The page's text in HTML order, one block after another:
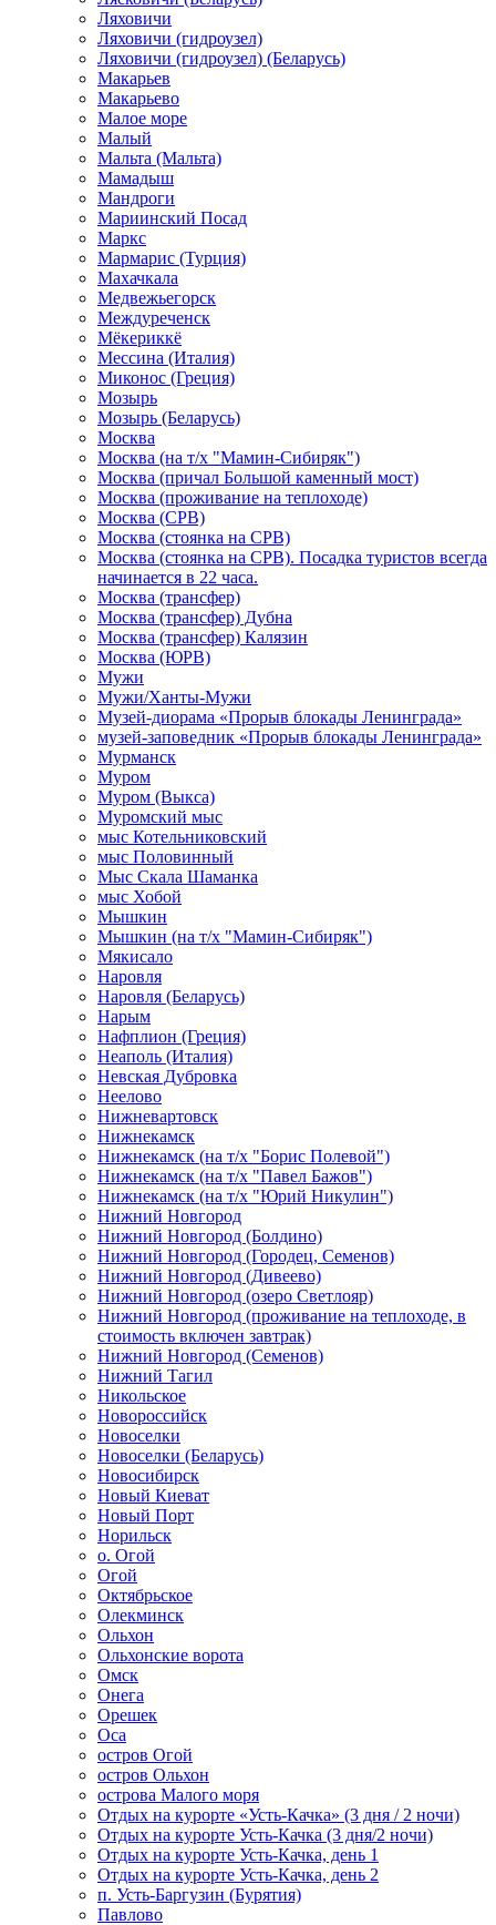
Ляховичи
Ляховичи (гидроузел)
Ляховичи (гидроузел) (Беларусь)
Макарьев
Макарьево
Малое море
Малый
Мальта (Мальта)
Мамадыш
Мандроги
Мариинский Посад
Маркс
Мармарис (Турция)
Махачкала
Медвежьегорск
Междуреченск
Мёкериккё
Мессина (Италия)
Миконос (Греция)
Мозырь
Мозырь (Беларусь)
Москва
Москва (на т/х "Мамин-Сибиряк")
Москва (причал Большой каменный мост)
Москва (проживание на теплоходе)
Москва (СРВ)
Москва (стоянка на СРВ)
Москва (стоянка на СРВ). Посадка туристов всегда
начинается в 22 часа.
Москва (трансфер)
Москва (трансфер) Дубна
Москва (трансфер) Калязин
Москва (ЮРВ)
Мужи
Мужи/Ханты-Мужи
Музей-диорама «Прорыв блокады Ленинграда»
музей-заповедник «Прорыв блокады Ленинграда»
Мурманск
Муром
Муром (Выкса)
Муромский мыс
мыс Котельниковский
мыс Половинный
Мыс Скала Шаманка
мыс Хобой
Мышкин
Мышкин (на т/х "Мамин-Сибиряк")
Мякисало
Наровля
Наровля (Беларусь)
Нарым
Нафплион (Греция)
Неаполь (Италия)
Невская Дубровка
Неелово
Нижневартовск
Нижнекамск
Нижнекамск (на т/х "Борис Полевой")
Нижнекамск (на т/х "Павел Бажов")
Нижнекамск (на т/х "Юрий Никулин")
Нижний Новгород
Нижний Новгород (Болдино)
Нижний Новгород (Городец, Семенов)
Нижний Новгород (Дивеево)
Нижний Новгород (озеро Светлояр)
Нижний Новгород (проживание на теплоходе, в
стоимость включен завтрак)
Нижний Новгород (Семенов)
Нижний Тагил
Никольское
Новороссийск
Новоселки
Новоселки (Беларусь)
Новосибирск
Новый Киеват
Новый Порт
Норильск
о. Огой
Огой
Октябрьское
Олекминск
Ольхон
Ольхонские ворота
Омск
Онега
Орешек
Оса
остров Огой
остров Ольхон
острова Малого моря
Отдых на курорте «Усть-Качка» (3 дня / 2 ночи)
Отдых на курорте Усть-Качка (3 дня/2 ночи)
Отдых на курорте Усть-Качка, день 1
Отдых на курорте Усть-Качка, день 2
п. Усть-Баргузин (Бурятия)
Павлово